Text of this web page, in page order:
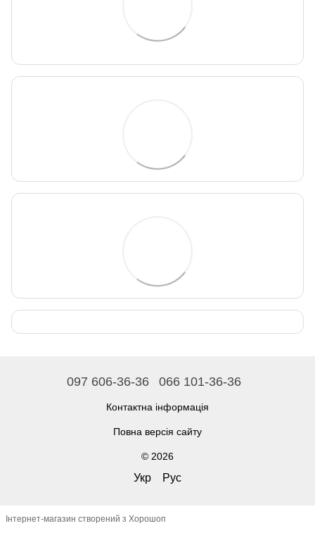
097 606-36-36 066 101-36-36
Контактна інформація
Повна версія сайту
© 2026
Укр Рус
Інтернет-магазин створений з Хорошоп